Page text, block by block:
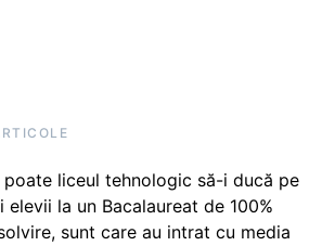
poate liceul tehnologic să-i ducă pe
elevii la un Bacalaureat de 100%
sunt care au intrat cu media